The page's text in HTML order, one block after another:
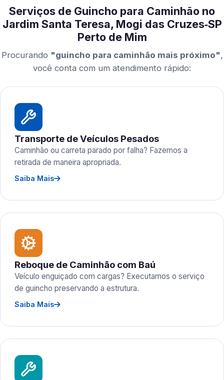
Serviços de Guincho para Caminhão no
Jardim Santa Teresa, Mogi das Cruzes‑SP
Perto de Mim
Procurando "guincho para caminhão mais próximo",
você conta com um atendimento rápido:
Transporte de Veículos Pesados
Caminhão ou carreta parado por falha? Fazemos a
retirada de maneira apropriada.
Saiba Mais
Reboque de Caminhão com Baú
Veículo enguiçado com cargas? Executamos o serviço
de guincho preservando a estrutura.
Saiba Mais